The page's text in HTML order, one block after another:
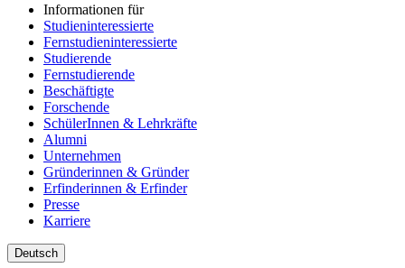
Informationen für
Studieninteressierte
Fernstudieninteressierte
Studierende
Fernstudierende
Beschäftigte
Forschende
SchülerInnen & Lehrkräfte
Alumni
Unternehmen
Gründerinnen & Gründer
Erfinderinnen & Erfinder
Presse
Karriere
Deutsch